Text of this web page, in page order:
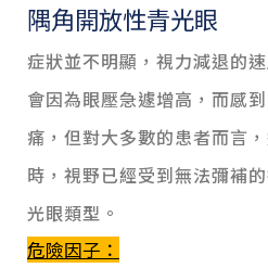
隅角開放性青光眼
症狀並不明顯，視力減退的
會因為眼壓急遽增高，而感
痛，但對大多數的患者而言
時，視野已經受到無法彌補
光眼類型。
危險因子：